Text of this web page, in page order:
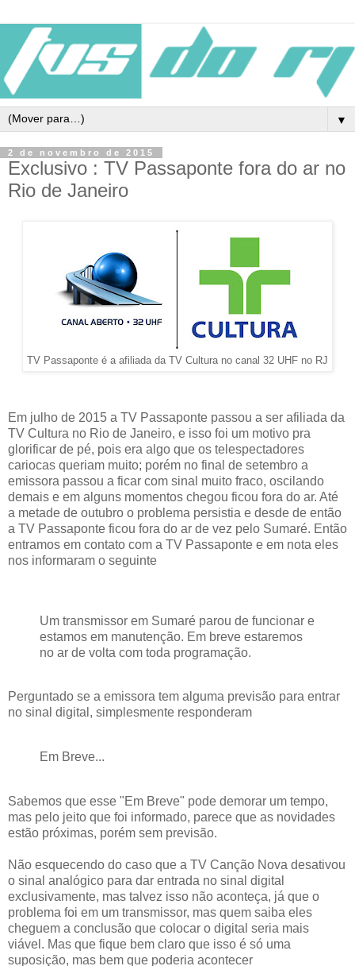
▼
2 de novembro de 2015
Exclusivo : TV Passaponte fora do ar no
Rio de Janeiro
TV Passaponte é a afiliada da TV Cultura no canal 32 UHF no RJ
Em julho de 2015 a TV Passaponte passou a ser afiliada da
TV Cultura no Rio de Janeiro, e isso foi um motivo pra
glorificar de pé, pois era algo que os telespectadores
cariocas queriam muito; porém no final de setembro a
emissora passou a ficar com sinal muito fraco, oscilando
demais e em alguns momentos chegou ficou fora do ar. Até
a metade de outubro o problema persistia e desde de então
a TV Passaponte ficou fora do ar de vez pelo Sumaré. Então
entramos em contato com a TV Passaponte e em nota eles
nos informaram o seguinte
Um transmissor em Sumaré parou de funcionar e
estamos em manutenção. Em breve estaremos
no ar de volta com toda programação.
Perguntado se a emissora tem alguma previsão para entrar
no sinal digital, simplesmente responderam
Em Breve...
Sabemos que esse "Em Breve" pode demorar um tempo,
mas pelo jeito que foi informado, parece que as novidades
estão próximas, porém sem previsão.
Não esquecendo do caso que a TV Canção Nova desativou
o sinal analógico para dar entrada no sinal digital
exclusivamente, mas talvez isso não aconteça, já que o
problema foi em um transmissor, mas quem saiba eles
cheguem a conclusão que colocar o digital seria mais
viável. Mas que fique bem claro que isso é só uma
suposição, mas bem que poderia acontecer